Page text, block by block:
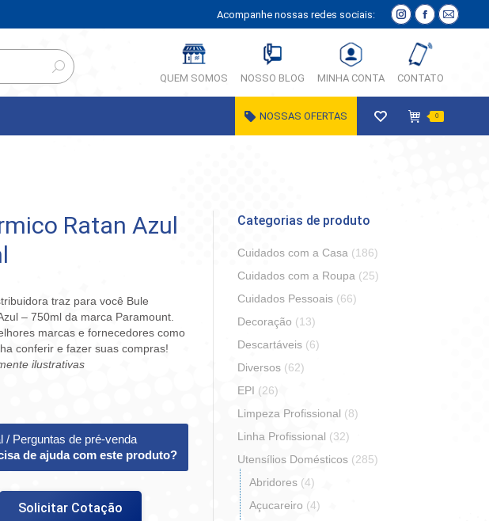
Acompanhe nossas redes sociais:
Instagram
página
abre
em
janela
Facebook
página
em
janela
E-
QUEM SOMOS NOSSO BLOG MINHA CONTA CONTATO
NOSSAS OFERTAS 0
Ratan Azul
traz para você Bule
– 750ml da marca Paramount.
marcas e fornecedores como
conferir e fazer suas compras!
ilustrativas
/ Perguntas de pré-venda
de ajuda com este produto?
Solicitar Cotação
Categorias de produto
Cuidados com a Casa (186)
Cuidados com a Roupa (25)
Cuidados Pessoais (66)
Decoração (13)
Descartáveis (6)
Diversos (62)
EPI (26)
Limpeza Profissional (8)
Linha Profissional (32)
Utensílios Domésticos (285)
Abridores (4)
Açucareiro (4)